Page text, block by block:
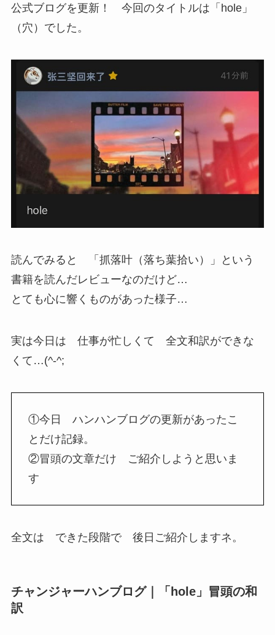
公式ブログを更新！ 今回のタイトルは「hole」
（穴）でした。
読んでみると 「抓落叶（落ち葉拾い）」という
書籍を読んだレビューなのだけど…
とても心に響くものがあった様子…
実は今日は 仕事が忙しくて 全文和訳ができな
くて…(^-^;
①今日 ハンハンブログの更新があったこ
とだけ記録。
②冒頭の文章だけ ご紹介しようと思いま
す
全文は できた段階で 後日ご紹介しますネ。
チャンジャーハンブログ｜「hole」冒頭の和
訳